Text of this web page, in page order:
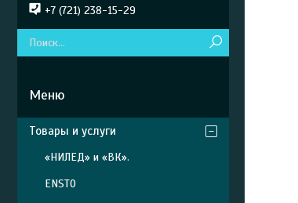
+7 (721) 238-15-29
Товары и услуги
«НИЛЕД» и «ВК».
ENSTO